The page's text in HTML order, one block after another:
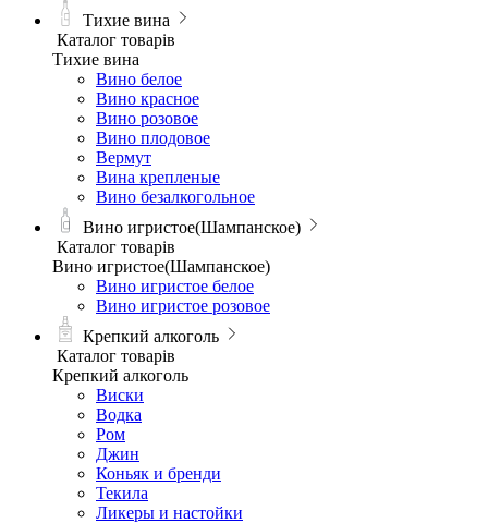
Тихие вина
Каталог товарів
Тихие вина
Вино белое
Вино красное
Вино розовое
Вино плодовое
Вермут
Вина крепленые
Вино безалкогольное
Вино игристое(Шампанское)
Каталог товарів
Вино игристое(Шампанское)
Вино игристое белое
Вино игристое розовое
Крепкий алкоголь
Каталог товарів
Крепкий алкоголь
Виски
Водка
Ром
Джин
Коньяк и бренди
Текила
Ликеры и настойки